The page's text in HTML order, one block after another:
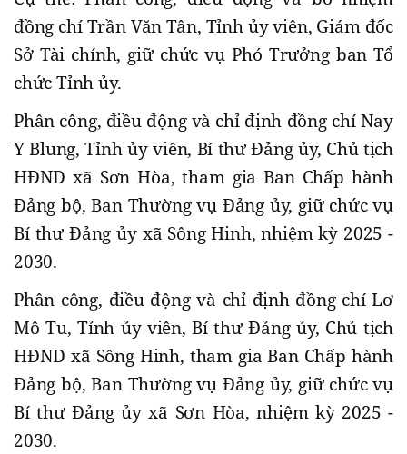
đồng chí Trần Văn Tân, Tỉnh ủy viên, Giám đốc
Sở Tài chính, giữ chức vụ Phó Trưởng ban Tổ
chức Tỉnh ủy.
Phân công, điều động và chỉ định đồng chí Nay
Y Blung, Tỉnh ủy viên, Bí thư Đảng ủy, Chủ tịch
HĐND xã Sơn Hòa, tham gia Ban Chấp hành
Đảng bộ, Ban Thường vụ Đảng ủy, giữ chức vụ
Bí thư Đảng ủy xã Sông Hinh, nhiệm kỳ 2025 -
2030.
Phân công, điều động và chỉ định đồng chí Lơ
Mô Tu, Tỉnh ủy viên, Bí thư Đảng ủy, Chủ tịch
HĐND xã Sông Hinh, tham gia Ban Chấp hành
Đảng bộ, Ban Thường vụ Đảng ủy, giữ chức vụ
Bí thư Đảng ủy xã Sơn Hòa, nhiệm kỳ 2025 -
2030.